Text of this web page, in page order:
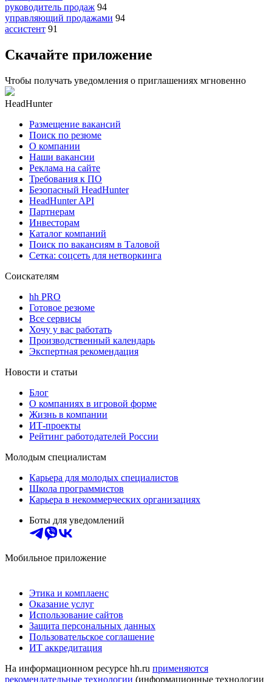
руководитель продаж 94
управляющий продажами 94
ассистент 91
Скачайте приложение
Чтобы получать уведомления о приглашениях мгновенно
HeadHunter
Размещение вакансий
Поиск по резюме
О компании
Наши вакансии
Реклама на сайте
Требования к ПО
Безопасный HeadHunter
HeadHunter API
Партнерам
Инвесторам
Каталог компаний
Поиск по вакансиям в Таловой
Сетка: соцсеть для нетворкинга
Соискателям
hh PRO
Готовое резюме
Все сервисы
Хочу у вас работать
Производственный календарь
Экспертная рекомендация
Новости и статьи
Блог
О компаниях в игровой форме
Жизнь в компании
ИТ-проекты
Рейтинг работодателей России
Молодым специалистам
Карьера для молодых специалистов
Школа программистов
Карьера в некоммерческих организациях
Боты для уведомлений
Мобильное приложение
Этика и комплаенс
Оказание услуг
Использование сайтов
Защита персональных данных
Пользовательское соглашение
ИТ аккредитация
На информационном ресурсе hh.ru применяются
рекомендательные технологии (информационные технологии